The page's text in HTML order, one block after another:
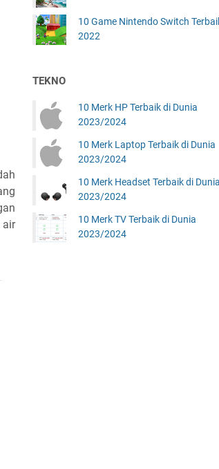
air
10 Game Nintendo Switch
2022
TEKNO
10 Merk HP Terbaik di Dunia
2023/2024
10 Merk Laptop Terbaik di Dunia
2023/2024
10 Merk Headset Terbaik di Dunia
2023/2024
10 Merk TV Terbaik di Dunia
2023/2024